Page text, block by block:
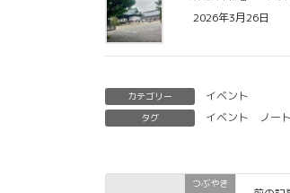
2026年3月26日
カテゴリー イベント
タグ イベント ノー
つぶやき